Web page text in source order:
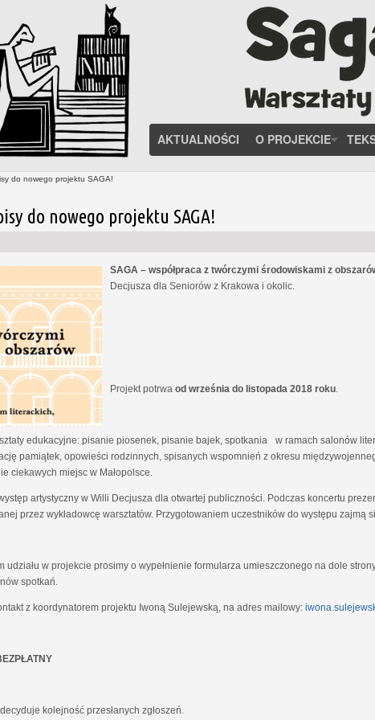
AKTUALNOŚCI O PROJEKCIE
do nowego projektu SAGA!
do nowego projektu SAGA!
SAGA – współpraca z twórczymi środowiskami z
Decjusza dla Seniorów z Krakowa i okolic.
Projekt potrwa od września do listopada 2018 roku
edukacyjne: pisanie piosenek, pisanie bajek, spotkania w ramach salonów
pamiątek, opowieści rodzinnych, spisanych wspomnień z okresu
ciekawych miejsc w Małopolsce.
artystyczny w Willi Decjusza dla otwartej publiczności. Podczas koncertu
przez wykładowcę warsztatów. Przygotowaniem uczestników do występu zajmą
udziału w projekcie prosimy o wypełnienie formularza umieszczonego na dole
spotkań.
z koordynatorem projektu Iwoną Sulejewską, na adres mailowy:
kolejność przesłanych zgłoszeń.